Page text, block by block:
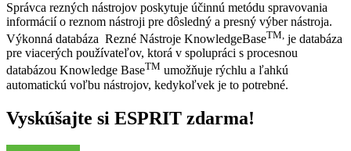
Správca rezných nástrojov poskytuje účinnú metódu spravovania
informácií o reznom nástroji pre dôsledný a presný výber nástroja.
Výkonná databáza Rezné Nástroje KnowledgeBaseTM, je databáza
pre viacerých používateľov, ktorá v spolupráci s procesnou
databázou Knowledge BaseTM umožňuje rýchlu a ľahkú
automatickú voľbu nástrojov, kedykoľvek je to potrebné.
Vyskúšajte si ESPRIT zdarma!